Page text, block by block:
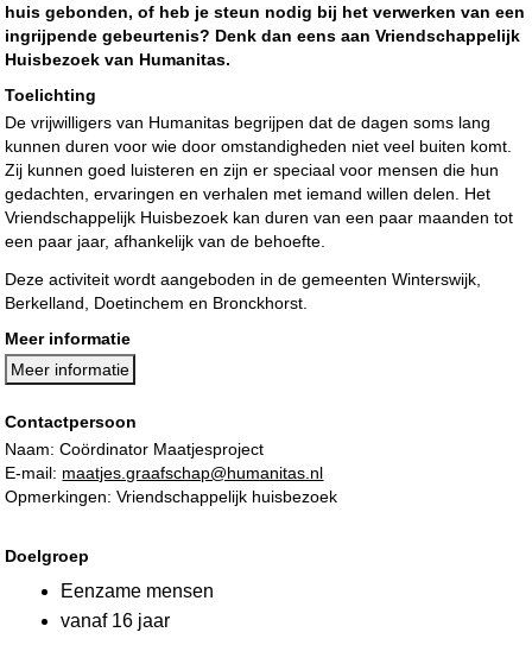
huis gebonden, of heb je steun nodig bij het verwerken van een
ingrijpende gebeurtenis? Denk dan eens aan Vriendschappelijk
Huisbezoek van Humanitas.
Toelichting
De vrijwilligers van Humanitas begrijpen dat de dagen soms lang
kunnen duren voor wie door omstandigheden niet veel buiten komt.
Zij kunnen goed luisteren en zijn er speciaal voor mensen die hun
gedachten, ervaringen en verhalen met iemand willen delen. Het
Vriendschappelijk Huisbezoek kan duren van een paar maanden tot
een paar jaar, afhankelijk van de behoefte.
Deze activiteit wordt aangeboden in de gemeenten Winterswijk,
Berkelland, Doetinchem en Bronckhorst.
Meer informatie
Meer informatie
Contactpersoon
Naam: Coördinator Maatjesproject
E-mail: maatjes.graafschap@humanitas.nl
Opmerkingen: Vriendschappelijk huisbezoek
Doelgroep
Eenzame mensen
vanaf 16 jaar